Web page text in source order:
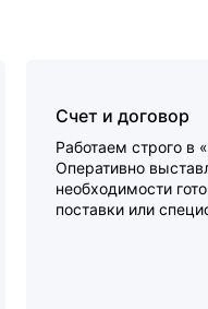
Счет и договор
Работаем строго в
Оперативно
необходимости
поставки или